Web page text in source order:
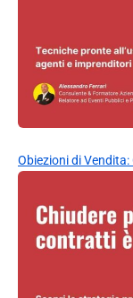
Obiezioni di Vendita: